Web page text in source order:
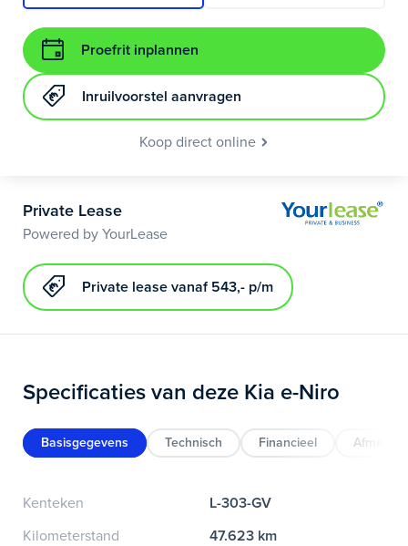
Proefrit inplannen
Inruilvoorstel aanvragen
Koop direct online
Private Lease
Powered by YourLease
Private lease vanaf 543,- p/m
Specificaties van deze Kia e-Niro
Basisgegevens Technisch Financieel
Kenteken
L-303-GV
Kilometerstand
47.623 km